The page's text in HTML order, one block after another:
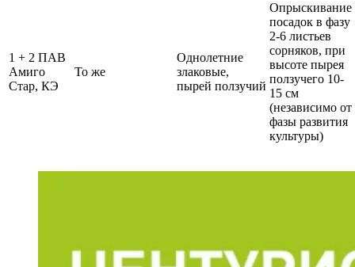
1 + 2 ПАВ
Амиго
Стар, КЭ
То же
Однолетние
злаковые,
пырей ползучий
Опрыскивание
посадок в фазу
2-6 листьев
сорняков, при
высоте пырея
ползучего 10-
15 см
(независимо от
фазы развития
культуры)